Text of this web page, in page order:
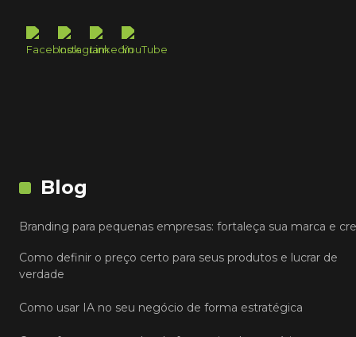
Blog
Branding para pequenas empresas: fortaleça sua marca e
Como definir o preço certo para seus produtos e lucrar de
verdade
Como usar IA no seu negócio de forma estratégica